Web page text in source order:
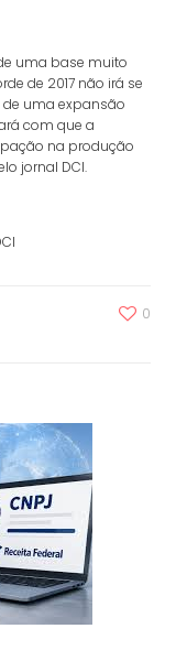
uma base muito
de 2017 não irá se
de uma expansão
com que a
na produção
jornal DCI.
0